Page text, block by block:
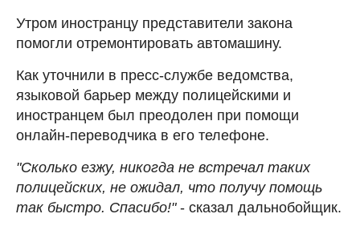
Утром иностранцу представители закона
помогли отремонтировать автомашину.
Как уточнили в пресс-службе ведомства,
языковой барьер между полицейскими и
иностранцем был преодолен при помощи
онлайн-переводчика в его телефоне.
"Сколько езжу, никогда не встречал таких
полицейских, не ожидал, что получу помощь
так быстро. Спасибо!"- сказал дальнобойщик.